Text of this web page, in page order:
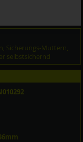
Sicherungs-Muttern,
selbstsichernd